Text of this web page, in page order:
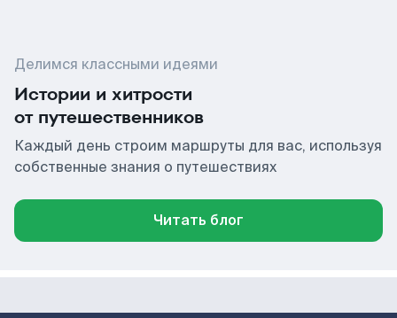
Делимся классными идеями
Истории и хитрости
от путешественников
Каждый день строим маршруты для вас, используя
собственные знания о путешествиях
Читать блог